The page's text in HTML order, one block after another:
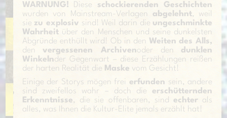
WARNUNG! Diese schockierenden Geschichten
wurden von Mainstream-Verlagen abgelehnt, weil
siezu explosiv sind! Weil darin die ungeschminkte
Wahrheitüber den Menschen und seine dunkelsten
Abgründe enthüllt wird! Ob in den Weiten des Alls,
den vergessenen Archivenoder den dunklen
Winkelnder Gegenwart – diese Erzählungen reißen
der harten Realität die Maske vom Gesicht!
Einige der Storys mögen frei erfunden sein, andere
sind zweifellos wahr – doch die erschütternden
Erkenntnisse, die sie offenbaren, sind echterals
alles, was Ihnen die Kultur-Elite jemals erzählt hat!